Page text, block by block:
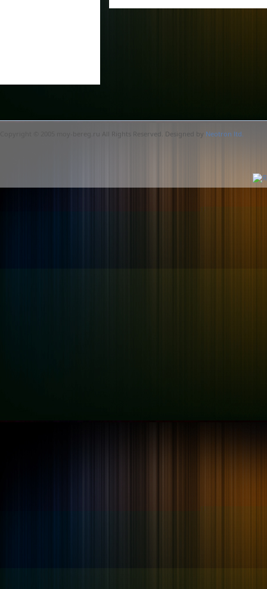
Copyright © 2005 moy-bereg.ru All Rights Reserved. Designed by Neotron ltd.